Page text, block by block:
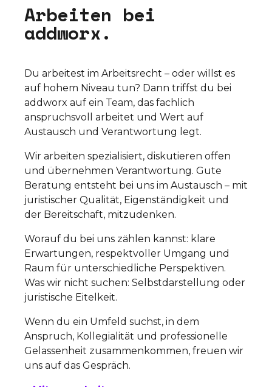
Arbeiten bei
addworx.
Du arbeitest im Arbeitsrecht – oder willst es
auf hohem Niveau tun? Dann triffst du bei
addworx auf ein Team, das fachlich
anspruchsvoll arbeitet und Wert auf
Austausch und Verantwortung legt.
Wir arbeiten spezialisiert, diskutieren offen
und übernehmen Verantwortung. Gute
Beratung entsteht bei uns im Austausch – mit
juristischer Qualität, Eigenständigkeit und
der Bereitschaft, mitzudenken.
Worauf du bei uns zählen kannst: klare
Erwartungen, respektvoller Umgang und
Raum für unterschiedliche Perspektiven.
Was wir nicht suchen: Selbstdarstellung oder
juristische Eitelkeit.
Wenn du ein Umfeld suchst, in dem
Anspruch, Kollegialität und professionelle
Gelassenheit zusammenkommen, freuen wir
uns auf das Gespräch.